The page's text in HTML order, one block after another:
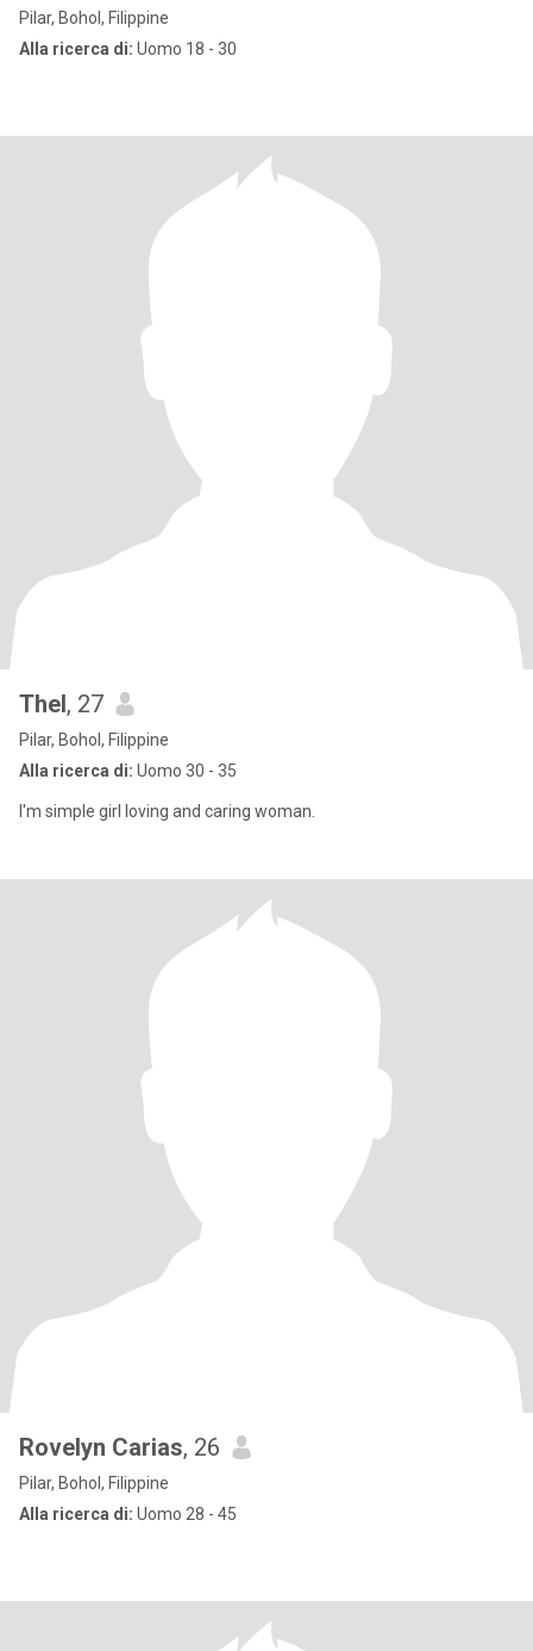
Pilar, Bohol, Filippine
Alla ricerca di: Uomo 18 - 30
Thel, 27
Pilar, Bohol, Filippine
Alla ricerca di: Uomo 30 - 35
I'm simple girl loving and caring woman.
Rovelyn Carias, 26
Pilar, Bohol, Filippine
Alla ricerca di: Uomo 28 - 45